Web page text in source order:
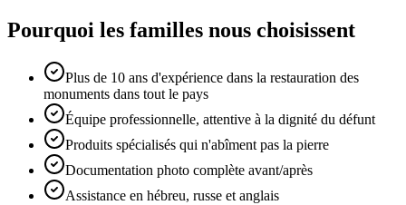
Pourquoi les familles nous choisissent
Plus de 10 ans d'expérience dans la restauration des
monuments dans tout le pays
Équipe professionnelle, attentive à la dignité du défunt
Produits spécialisés qui n'abîment pas la pierre
Documentation photo complète avant/après
Assistance en hébreu, russe et anglais